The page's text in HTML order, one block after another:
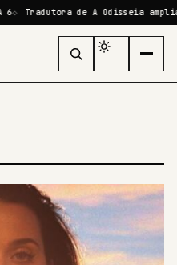
Tradutora de A Odisseia amplia